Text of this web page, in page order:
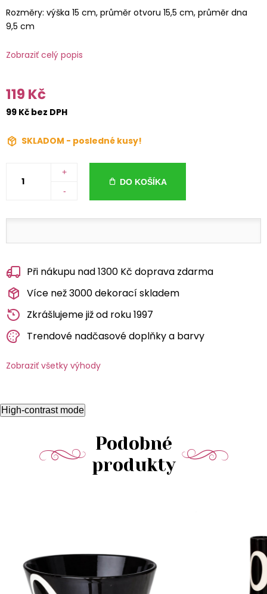
Rozměry: výška 15 cm, průměr otvoru 15,5 cm, průměr dna
9,5 cm
Zobraziť celý popis
119 Kč
99 Kč bez DPH
SKLADOM - posledné kusy!
+
-
DO KOŠÍKA
Při nákupu nad 1300 Kč doprava zdarma
Více než 3000 dekorací skladem
Zkrášlujeme již od roku 1997
Trendové nadčasové doplňky a barvy
Zobraziť všetky výhody
High-contrast mode
Podobné
produkty